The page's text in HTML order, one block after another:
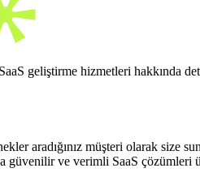
geliştirme hizmetleri hakkında
aradığınız müşteri olarak
güvenilir ve verimli SaaS çözümleri